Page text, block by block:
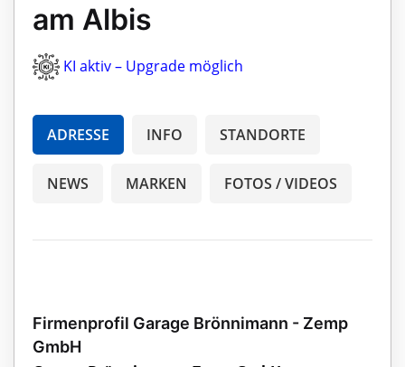
am Albis
KI aktiv – Upgrade möglich
ADRESSE INFO STANDORTE
NEWS MARKEN FOTOS / VIDEOS
Firmenprofil Garage Brönnimann - Zemp
GmbH